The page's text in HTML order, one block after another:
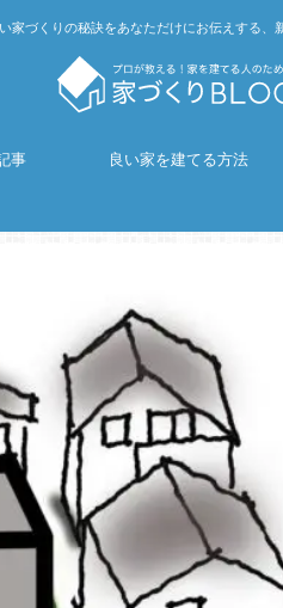
家づくりの秘訣をあなただけにお伝えする、
事 良い家を建てる方法